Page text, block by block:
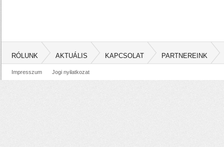
RÓLUNK AKTUÁLIS KAPCSOLAT PARTNEREINK
Impresszum Jogi nyilatkozat